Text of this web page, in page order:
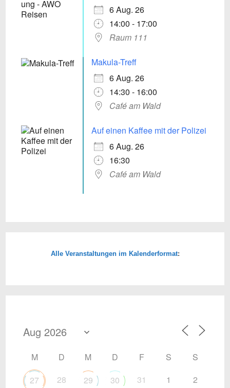
6 Aug. 26
14:00 - 17:00
Raum 111
Makula-Treff
6 Aug. 26
14:30 - 16:00
Café am Wald
Auf einen Kaffee mit der Polizei
6 Aug. 26
16:30
Café am Wald
Alle Veranstaltungen im Kalenderformat:
M D M D F S
S
27
28 29 30 31 1 2